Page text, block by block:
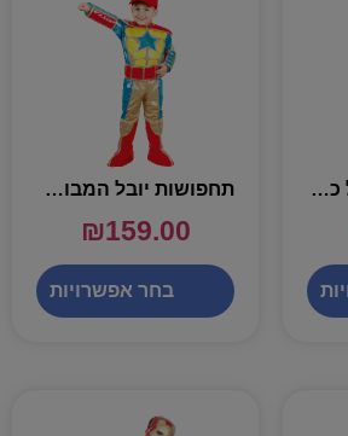
תחפושת מטוסי על כחול – שושי זוהר תחפושות יובל המבולבל גיבור על – שושי זוהר
₪159.00
בחר אפשרויות